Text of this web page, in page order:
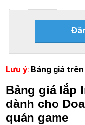
Lưu ý: Bảng giá trên
Bảng giá lắp
dành cho
quán game